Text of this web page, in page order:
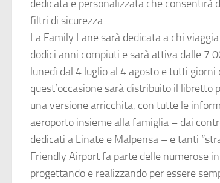
dedicata e personalizzata che consentirà
filtri di sicurezza.
La Family Lane sarà dedicata a chi
dodici anni compiuti e sarà attiva dalle
lunedì dal 4 luglio al 4 agosto e tutti giorni
quest’occasione sarà distribuito il libretto
una versione arricchita, con tutte le
aeroporto insieme alla famiglia – dai
dedicati a Linate e Malpensa – e tanti
Friendly Airport fa parte delle numerose
progettando e realizzando per essere